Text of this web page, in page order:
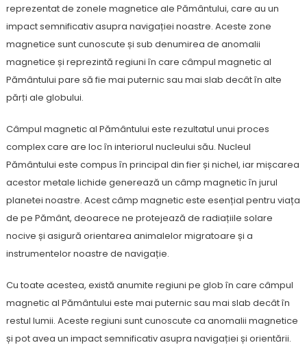
reprezentat de zonele magnetice ale Pământului, care au un
impact semnificativ asupra navigației noastre. Aceste zone
magnetice sunt cunoscute și sub denumirea de anomalii
magnetice și reprezintă regiuni în care câmpul magnetic al
Pământului pare să fie mai puternic sau mai slab decât în alte
părți ale globului.
Câmpul magnetic al Pământului este rezultatul unui proces
complex care are loc în interiorul nucleului său. Nucleul
Pământului este compus în principal din fier și nichel, iar mișcarea
acestor metale lichide generează un câmp magnetic în jurul
planetei noastre. Acest câmp magnetic este esențial pentru viața
de pe Pământ, deoarece ne protejează de radiațiile solare
nocive și asigură orientarea animalelor migratoare și a
instrumentelor noastre de navigație.
Cu toate acestea, există anumite regiuni pe glob în care câmpul
magnetic al Pământului este mai puternic sau mai slab decât în
restul lumii. Aceste regiuni sunt cunoscute ca anomalii magnetice
și pot avea un impact semnificativ asupra navigației și orientării.